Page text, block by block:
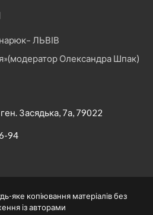
ЛЬВІВ
Олександра Шпак)
Засядька, 7а, 79022
94
яке копіювання матеріалів без
із авторами